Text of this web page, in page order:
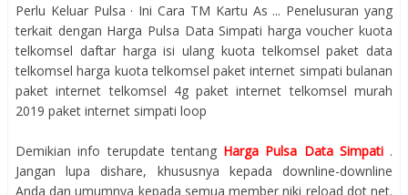
Perlu Keluar Pulsa · Ini Cara TM Kartu As ... Penelusuran yang
terkait dengan Harga Pulsa Data Simpati harga voucher kuota
telkomsel daftar harga isi ulang kuota telkomsel paket data
telkomsel harga kuota telkomsel paket internet simpati bulanan
paket internet telkomsel 4g paket internet telkomsel murah
2019 paket internet simpati loop
Demikian info terupdate tentang Harga Pulsa Data Simpati .
Jangan lupa dishare, khususnya kepada downline-downline
Anda dan umumnya kepada semua member niki reload dot net.